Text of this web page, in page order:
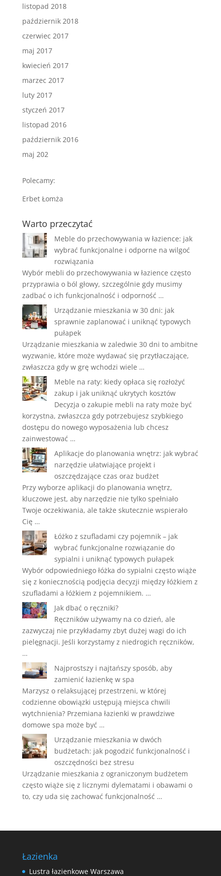
listopad 2018
październik 2018
czerwiec 2017
maj 2017
kwiecień 2017
marzec 2017
luty 2017
styczeń 2017
listopad 2016
październik 2016
maj 202
Polecamy:
Erbet Łomża
Warto przeczytać
Meble do przechowywania w łazience: jak
wybrać funkcjonalne i odporne na wilgoć
rozwiązania
Wybór mebli do przechowywania w łazience często
przyprawia o ból głowy, szczególnie gdy musimy
zadbać o ich funkcjonalność i odporność …
Urządzanie mieszkania w 30 dni: jak
sprawnie zaplanować i uniknąć typowych
pułapek
Urządzanie mieszkania w zaledwie 30 dni to ambitne
wyzwanie, które może wydawać się przytłaczające,
zwłaszcza gdy w grę wchodzi wiele …
Meble na raty: kiedy opłaca się rozłożyć
zakup i jak uniknąć ukrytych kosztów
Decyzja o zakupie mebli na raty może być
korzystna, zwłaszcza gdy potrzebujesz szybkiego
dostępu do nowego wyposażenia lub chcesz
zainwestować …
Aplikacje do planowania wnętrz: jak wybrać
narzędzie ułatwiające projekt i
oszczędzające czas oraz budżet
Przy wyborze aplikacji do planowania wnętrz,
kluczowe jest, aby narzędzie nie tylko spełniało
Twoje oczekiwania, ale także skutecznie wspierało
Cię …
Łóżko z szufladami czy pojemnik – jak
wybrać funkcjonalne rozwiązanie do
sypialni i uniknąć typowych pułapek
Wybór odpowiedniego łóżka do sypialni często wiąże
się z koniecznością podjęcia decyzji między łóżkiem z
szufladami a łóżkiem z pojemnikiem. …
Jak dbać o ręczniki?
Ręczników używamy na co dzień, ale
zazwyczaj nie przykładamy zbyt dużej wagi do ich
pielęgnacji. Jeśli korzystamy z niedrogich ręczników,
…
Najprostszy i najtańszy sposób, aby
zamienić łazienkę w spa
Marzysz o relaksującej przestrzeni, w której
codzienne obowiązki ustępują miejsca chwili
wytchnienia? Przemiana łazienki w prawdziwe
domowe spa może być …
Urządzanie mieszkania w dwóch
budżetach: jak pogodzić funkcjonalność i
oszczędności bez stresu
Urządzanie mieszkania z ograniczonym budżetem
często wiąże się z licznymi dylematami i obawami o
to, czy uda się zachować funkcjonalność …
Łazienka
Lustra łazienkowe Warszawa